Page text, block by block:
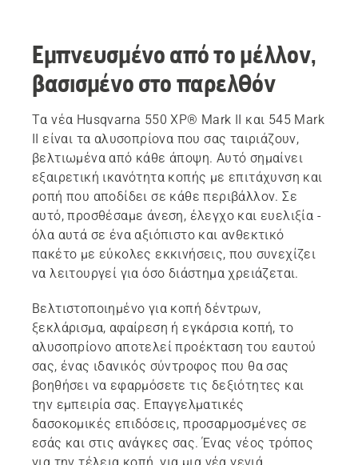
Εμπνευσμένο από το μέλλον,
βασισμένο στο παρελθόν
Τα νέα Husqvarna 550 XP® Mark II και 545 Mark
II είναι τα αλυσοπρίονα που σας ταιριάζουν,
βελτιωμένα από κάθε άποψη. Αυτό σημαίνει
εξαιρετική ικανότητα κοπής με επιτάχυνση και
ροπή που αποδίδει σε κάθε περιβάλλον. Σε
αυτό, προσθέσαμε άνεση, έλεγχο και ευελιξία -
όλα αυτά σε ένα αξιόπιστο και ανθεκτικό
πακέτο με εύκολες εκκινήσεις, που συνεχίζει
να λειτουργεί για όσο διάστημα χρειάζεται.
Βελτιστοποιημένο για κοπή δέντρων,
ξεκλάρισμα, αφαίρεση ή εγκάρσια κοπή, το
αλυσοπρίονο αποτελεί προέκταση του εαυτού
σας, ένας ιδανικός σύντροφος που θα σας
βοηθήσει να εφαρμόσετε τις δεξιότητες και
την εμπειρία σας. Επαγγελματικές
δασοκομικές επιδόσεις, προσαρμοσμένες σε
εσάς και στις ανάγκες σας. Ένας νέος τρόπος
για την τέλεια κοπή, για μια νέα γενιά